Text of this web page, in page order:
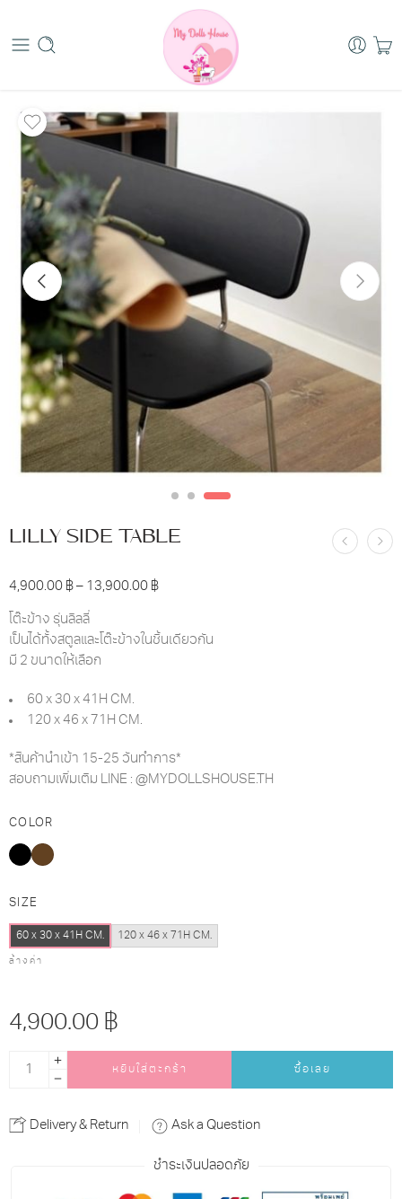
LILLY SIDE TABLE
4,900.00 ฿ – 13,900.00 ฿
โต๊ะข้าง รุ่นลิลลี่
เป็นได้ทั้งสตูลและโต๊ะข้างในชิ้นเดียวกัน
มี 2 ขนาดให้เลือก
60 x 30 x 41H CM.
120 x 46 x 71H CM.
*สินค้านำเข้า 15-25 วันทำการ*
สอบถามเพิ่มเติม LINE : @MYDOLLSHOUSE.TH
COLOR
SIZE
60 x 30 x 41H CM. 120 x 46 x 71H CM.
ล้างค่า
4,900.00 ฿
หยิบใส่ตะกร้า ซื้อเลย
Delivery & Return Ask a Question
ชำระเงินปลอดภัย